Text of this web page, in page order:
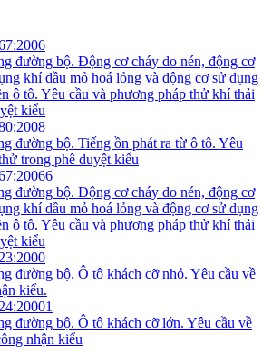
đường bộ. Động cơ cháy do nén, động cơ
khí dầu mỏ hoá lỏng và động cơ sử dụng
ô tô. Yêu cầu và phương pháp thử khí thải
kiểu
đường bộ. Tiếng ồn phát ra từ ô tô. Yêu
trong phê duyệt kiểu
đường bộ. Động cơ cháy do nén, động cơ
khí dầu mỏ hoá lỏng và động cơ sử dụng
ô tô. Yêu cầu và phương pháp thử khí thải
kiểu
đường bộ. Ô tô khách cỡ nhỏ. Yêu cầu về
kiểu.
đường bộ. Ô tô khách cỡ lớn. Yêu cầu về
nhận kiểu